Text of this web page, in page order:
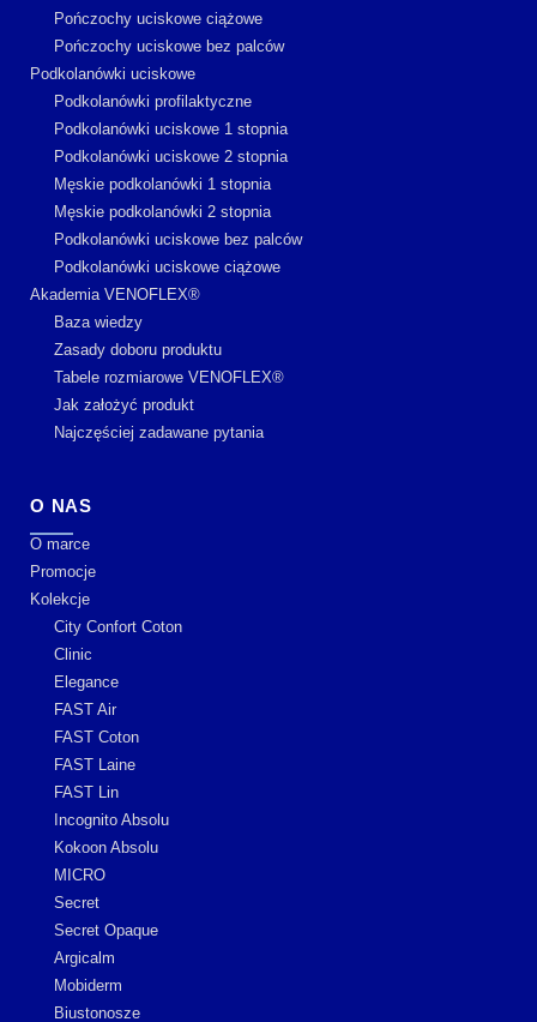
Pończochy uciskowe ciążowe
Pończochy uciskowe bez palców
Podkolanówki uciskowe
Podkolanówki profilaktyczne
Podkolanówki uciskowe 1 stopnia
Podkolanówki uciskowe 2 stopnia
Męskie podkolanówki 1 stopnia
Męskie podkolanówki 2 stopnia
Podkolanówki uciskowe bez palców
Podkolanówki uciskowe ciążowe
Akademia VENOFLEX®
Baza wiedzy
Zasady doboru produktu
Tabele rozmiarowe VENOFLEX®
Jak założyć produkt
Najczęściej zadawane pytania
O NAS
O marce
Promocje
Kolekcje
City Confort Coton
Clinic
Elegance
FAST Air
FAST Coton
FAST Laine
FAST Lin
Incognito Absolu
Kokoon Absolu
MICRO
Secret
Secret Opaque
Argicalm
Mobiderm
Biustonosze